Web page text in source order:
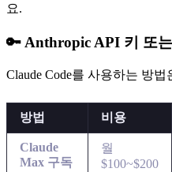
요.
🔑 Anthropic API 키 또
Claude Code를 사용하는 방
방법 비용
Claude
Max 구독
월
$100~$200